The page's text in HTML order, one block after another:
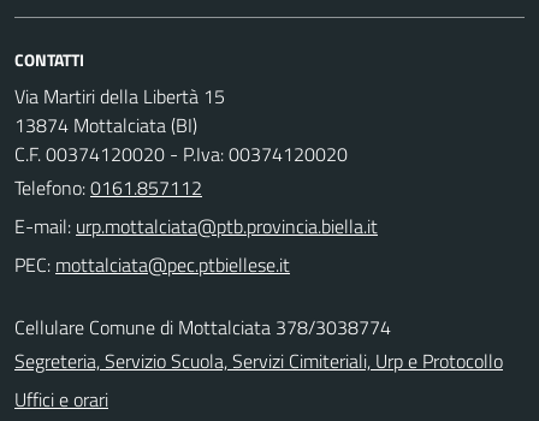
CONTATTI
Via Martiri della Libertà 15
13874 Mottalciata (BI)
C.F. 00374120020 - P.Iva: 00374120020
Telefono:0161.857112
E-mail:
PEC:
Cellulare Comune di Mottalciata 378/3038774
Segreteria, Servizio Scuola, Servizi Cimiteriali, Urp e Protocollo
Uffici e orari